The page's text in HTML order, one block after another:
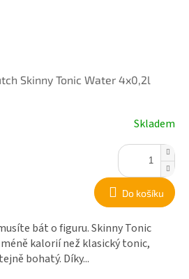
Skinny Tonic Water 4x0,2l
Skladem
Do košíku
bát o figuru. Skinny Tonic
kalorií než klasický tonic,
bohatý. Díky...